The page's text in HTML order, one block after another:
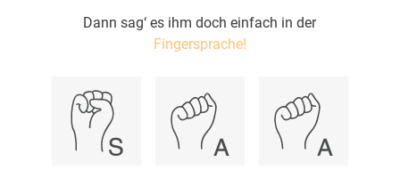
Dann sag‘ es ihm doch einfach in der
Fingersprache!